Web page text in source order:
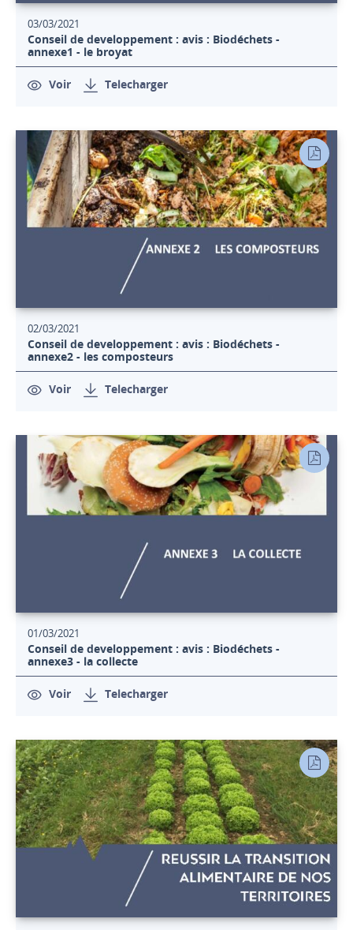
03/03/2021
Conseil de developpement : avis : Biodéchets -
annexe1 - le broyat
Voir Telecharger
02/03/2021
Conseil de developpement : avis : Biodéchets -
annexe2 - les composteurs
Voir Telecharger
01/03/2021
Conseil de developpement : avis : Biodéchets -
annexe3 - la collecte
Voir Telecharger